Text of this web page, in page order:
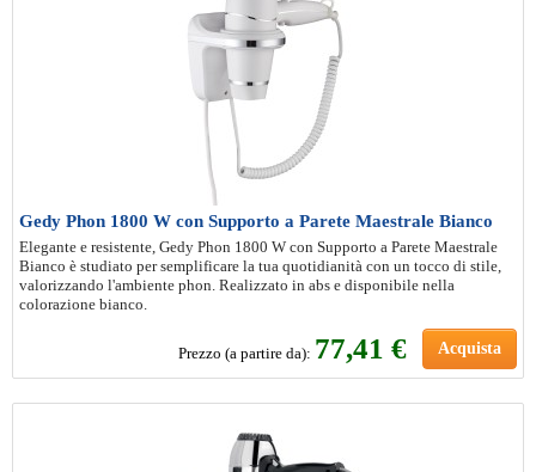
Gedy Phon 1800 W con Supporto a Parete Maestrale Bianco
Elegante e resistente, Gedy Phon 1800 W con Supporto a Parete Maestrale
Bianco è studiato per semplificare la tua quotidianità con un tocco di stile,
valorizzando l'ambiente phon. Realizzato in abs e disponibile nella
colorazione bianco.
Prezzo (a partire da): 77,41 € Acquista